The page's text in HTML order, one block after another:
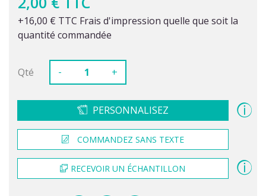
+16,00 € TTC Frais d'impression quelle que soit la
quantité commandée
Qté - +
PERSONNALISEZ
COMMANDEZ SANS TEXTE
RECEVOIR UN ÉCHANTILLON